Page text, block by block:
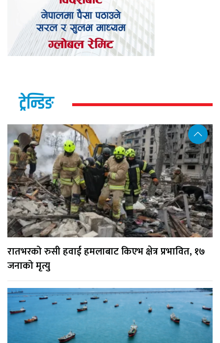
ट्रेन्डिङ
रातभरको रुसी हवाई हमलाबाट किएभ क्षेत्र प्रभावित, १७
जनाको मृत्यु